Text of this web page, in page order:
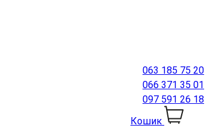
063 185 75 20
066 371 35 01
097 591 26 18
Кошик